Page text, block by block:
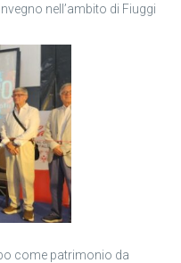
nell’ambito di Fiuggi
come patrimonio da